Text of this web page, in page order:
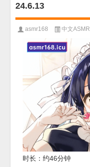
24.6.13
asmr168 中文ASMR
时长：约46分钟